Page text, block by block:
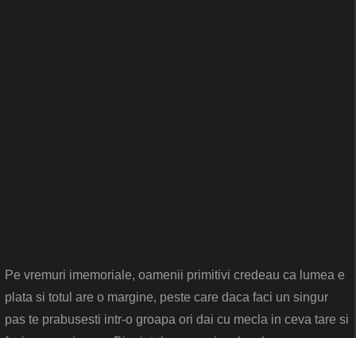
Pe vremuri imemoriale, oamenii primitivi credeau ca lumea e
plata si totul are o margine, peste care daca faci un singur
pas te prabusesti intr-o groapa ori dai cu mecla in ceva tare si